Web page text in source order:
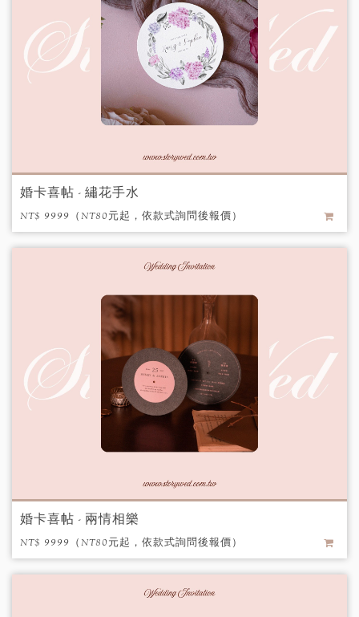
婚卡喜帖 - 繡花手水
NT$ 9999（NT80元起，依款式詢問後報價）
/ 個
婚卡喜帖 - 兩情相樂
NT$ 9999（NT80元起，依款式詢問後報價）
/ 個